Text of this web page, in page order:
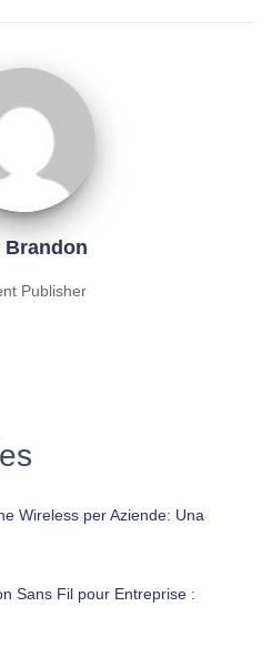
Brandon
Publisher
Wireless per Aziende: Una
Sans Fil pour Entreprise :